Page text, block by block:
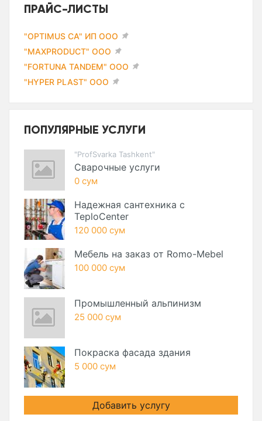
ПРАЙС-ЛИСТЫ
"OPTIMUS CA" ИП ООО
"MAXPRODUCT" ООО
"FORTUNA TANDEM" ООО
"HYPER PLAST" ООО
ПОПУЛЯРНЫЕ УСЛУГИ
"ProfSvarka Tashkent"
Сварочные услуги
0 сум
Надежная сантехника с
TeploCenter
120 000 сум
Мебель на заказ от Romo-Mebel
100 000 сум
Промышленный альпинизм
25 000 сум
Покраска фасада здания
5 000 сум
Добавить услугу